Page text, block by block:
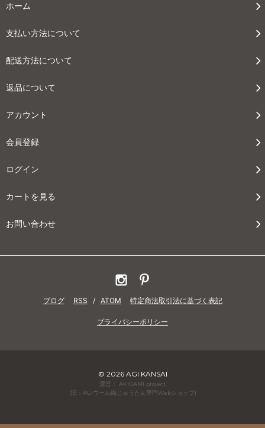
ホーム
支払い方法について
配送方法について
返品について
アカウント
会員登録
ログイン
カートを見る
お問い合わせ
ブログ RSS / ATOM 特定商法取引法に基づく表記
プライバシーポリシー
© 2026 AGI KANSAI
運営： AKIGAMI project
(旧：AGIウール織じゅうたん専門Webショップ)